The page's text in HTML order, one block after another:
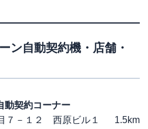
ン自動契約機・店舗・
動契約コーナー
７－１２ 西原ビル１
1.5km